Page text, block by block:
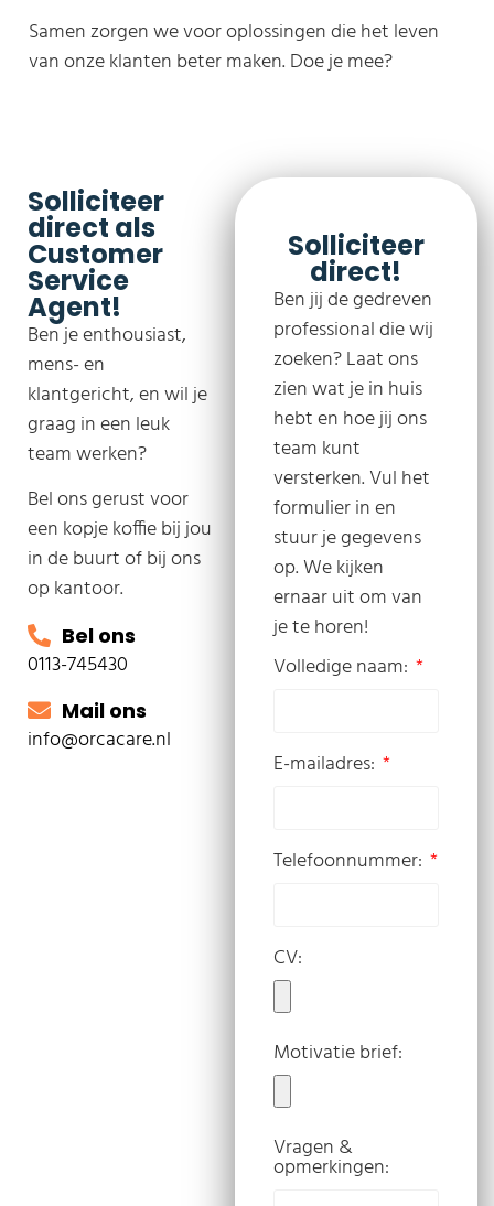
Samen zorgen we voor oplossingen die het leven
van onze klanten beter maken. Doe je mee?
Solliciteer
direct als
Customer
Service
Agent!
Ben je enthousiast,
mens- en
klantgericht, en wil je
graag in een leuk
team werken?
Bel ons gerust voor
een kopje koffie bij jou
in de buurt of bij ons
op kantoor.
Bel ons
0113-745430
Mail ons
info@orcacare.nl
Solliciteer
direct!
Ben jij de gedreven
professional die wij
zoeken? Laat ons
zien wat je in huis
hebt en hoe jij ons
team kunt
versterken. Vul het
formulier in en
stuur je gegevens
op. We kijken
ernaar uit om van
je te horen!
Volledige naam:
E-mailadres:
Telefoonnummer:
CV:
Motivatie brief:
Vragen &
opmerkingen: